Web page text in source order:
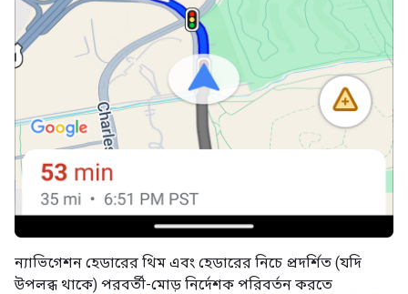
ন্যাভিগেশন হেডারের থিম এবং হেডারের নিচে প্রদর্শিত (যদি
উপলব্ধ থাকে) পরবর্তী-মোড় নির্দেশক পরিবর্তন করতে